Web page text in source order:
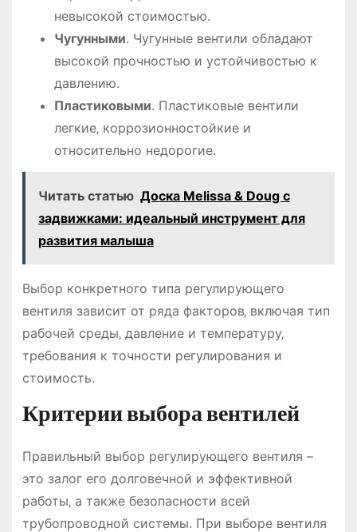
невысокой стоимостью.
Чугунными. Чугунные вентили обладают
высокой прочностью и устойчивостью к
давлению.
Пластиковыми. Пластиковые вентили
легкие‚ коррозионностойкие и
относительно недорогие.
Читать статью Доска Melissa & Doug с
задвижками: идеальный инструмент для
развития малыша
Выбор конкретного типа регулирующего
вентиля зависит от ряда факторов‚ включая тип
рабочей среды‚ давление и температуру‚
требования к точности регулирования и
стоимость.
Критерии выбора вентилей
Правильный выбор регулирующего вентиля –
это залог его долговечной и эффективной
работы‚ а также безопасности всей
трубопроводной системы. При выборе вентиля